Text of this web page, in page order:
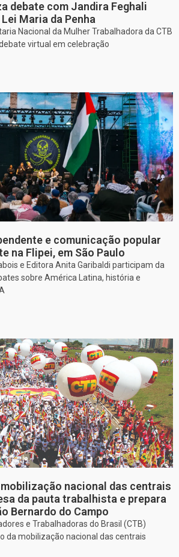
debate com Jandira Feghali
Maria da Penha
Nacional da Mulher Trabalhadora da CTB
virtual em celebração
e comunicação popular
na Flipei, em São Paulo
e Editora Anita Garibaldi participam da
sobre América Latina, história e
nacional das centrais
da pauta trabalhista e prepara
Bernardo do Campo
e Trabalhadoras do Brasil (CTB)
da mobilização nacional das centrais